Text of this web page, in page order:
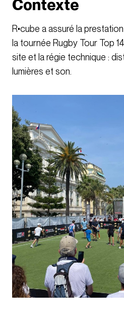
Contexte
R•cube a assuré la
la tournée Rugby Tour Top
site et la régie technique :
lumières et son.